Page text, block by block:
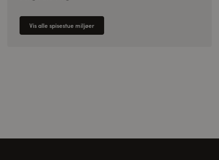
Vis alle spisestue miljøer